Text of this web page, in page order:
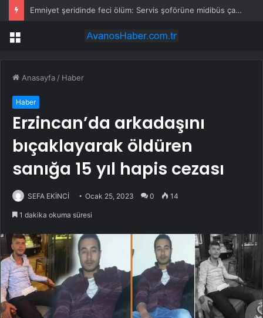
Emniyet şeridinde feci ölüm: Servis şoförüne midibüs çarptı
Menü
Anasayfa / Haber
Haber
Erzincan’da arkadaşını
bıçaklayarak öldüren
sanığa 15 yıl hapis cezası
SEFA EKİNCİ Ocak 25, 2023 0 14
1 dakika okuma süresi